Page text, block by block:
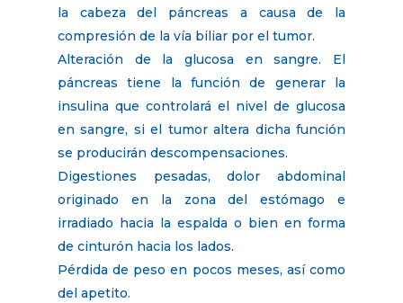
la cabeza del páncreas a causa de la
compresión de la vía biliar por el tumor.
Alteración de la glucosa en sangre. El
páncreas tiene la función de generar la
insulina que controlará el nivel de glucosa
en sangre, si el tumor altera dicha función
se producirán descompensaciones.
Digestiones pesadas, dolor abdominal
originado en la zona del estómago e
irradiado hacia la espalda o bien en forma
de cinturón hacia los lados.
Pérdida de peso en pocos meses, así como
del apetito.